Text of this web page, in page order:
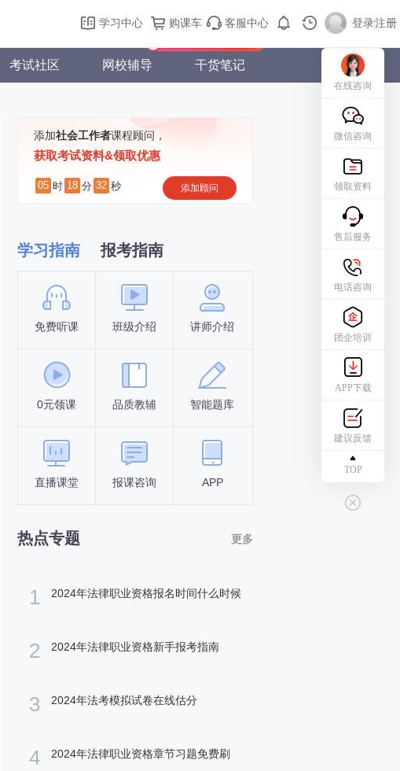
购课车 登录/注册
学习中心 购课车 客服中心 登录|注册
考试社区 网校辅导 干货笔记
添加社会工作者课程顾问，
获取考试资料&领取优惠
05 时 18 分 32 秒 添加顾问
学习指南 报考指南
免费听课 班级介绍 讲师介绍
0元领课 品质教辅 智能题库
直播课堂 报课咨询 APP
报名时间
考试时间
热点专题 更多
1 2024年法律职业资格报名时间什么时候
2 2024年法律职业资格新手报考指南
3 2024年法考模拟试卷在线估分
4 2024年法律职业资格章节习题免费刷
在线咨询
微信咨询
领取资料
售后服务
电话咨询
团企培训
APP下载
建议反馈
TOP